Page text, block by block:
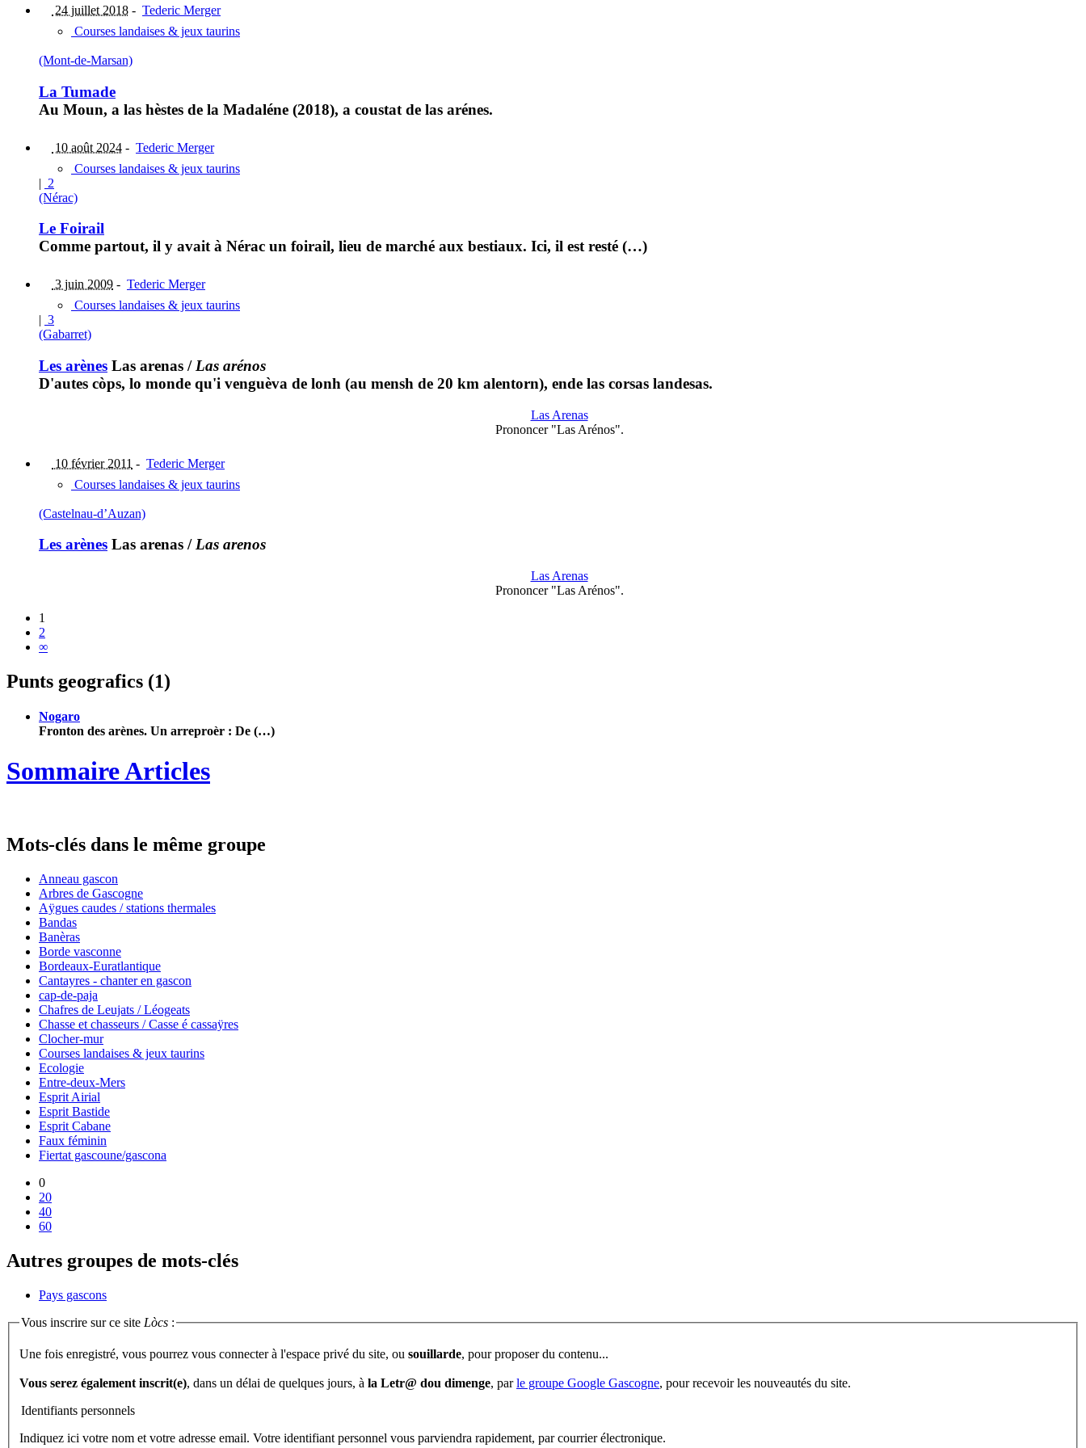
24 juillet 2018 - Tederic Merger
Courses landaises & jeux taurins
(Mont-de-Marsan)
La Tumade
Au Moun, a las hèstes de la Madaléne (2018), a coustat de las arénes.
10 août 2024 - Tederic Merger
Courses landaises & jeux taurins
| 2
(Nérac)
Le Foirail
Comme partout, il y avait à Nérac un foirail, lieu de marché aux bestiaux. Ici, il est resté (…)
3 juin 2009 - Tederic Merger
Courses landaises & jeux taurins
| 3
(Gabarret)
Les arènes Las arenas / Las arénos
D'autes còps, lo monde qu'i venguèva de lonh (au mensh de 20 km alentorn), ende las corsas landesas.
Las Arenas
Prononcer "Las Arénos".
10 février 2011 - Tederic Merger
Courses landaises & jeux taurins
(Castelnau-d’Auzan)
Les arènes Las arenas /Las arenos
Las Arenas
Prononcer "Las Arénos".
1
2
∞
Punts geografics (1)
Nogaro
Fronton des arènes. Un arreproèr : De (…)
Sommaire Articles
Mots-clés dans le même groupe
Anneau gascon
Arbres de Gascogne
Aÿgues caudes / stations thermales
Bandas
Banèras
Borde vasconne
Bordeaux-Euratlantique
Cantayres - chanter en gascon
cap-de-paja
Chafres de Leujats / Léogeats
Chasse et chasseurs / Casse é cassaÿres
Clocher-mur
Courses landaises & jeux taurins
Ecologie
Entre-deux-Mers
Esprit Airial
Esprit Bastide
Esprit Cabane
Faux féminin
Fiertat gascoune/gascona
0
20
40
60
Autres groupes de mots-clés
Pays gascons
Vous inscrire sur ce site Lòcs :
Une fois enregistré, vous pourrez vous connecter à l'espace privé du site, ou souillarde , pour proposer du contenu...
Vous serez également inscrit(e), dans un délai de quelques jours, à la Letr@ dou dimenge, parle groupe Google Gascogne, pour recevoir les nouveautés du site.
Identifiants personnels
Indiquez ici votre nom et votre adresse email. Votre identifiant personnel vous parviendra rapidement, par courrier électronique.